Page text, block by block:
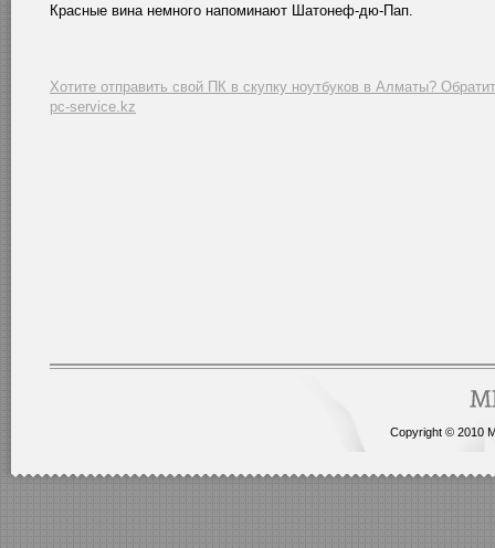
Красные вина немного напоминают Шатонеф-дю-Пап.
Хотите отправить свой ПК в скупку ноутбуков в Алматы?
pc-service.kz
Copyright © 2010